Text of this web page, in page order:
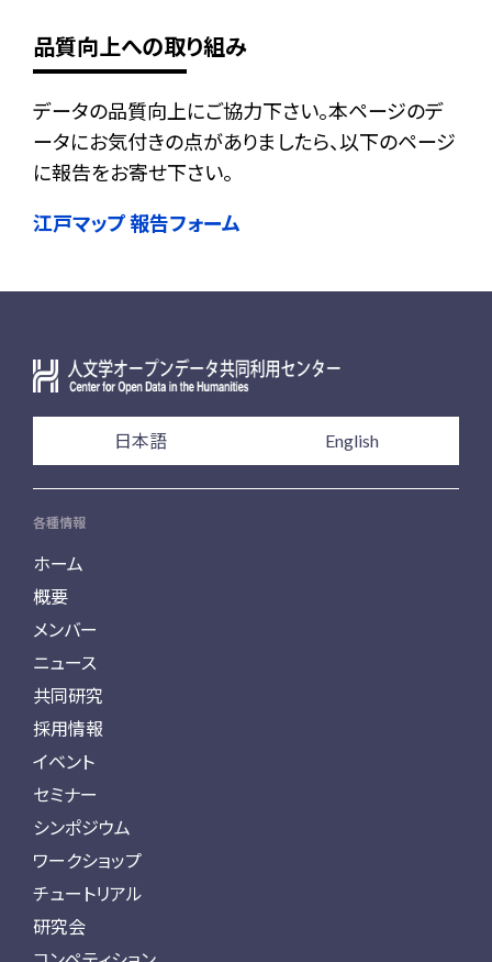
品質向上への取り組み
データの品質向上にご協力下さい。本ページのデ
ータにお気付きの点がありましたら、以下のページ
に報告をお寄せ下さい。
江戸マップ 報告フォーム
日本語 English
各種情報
ホーム
概要
メンバー
ニュース
共同研究
採用情報
イベント
セミナー
シンポジウム
ワークショップ
チュートリアル
研究会